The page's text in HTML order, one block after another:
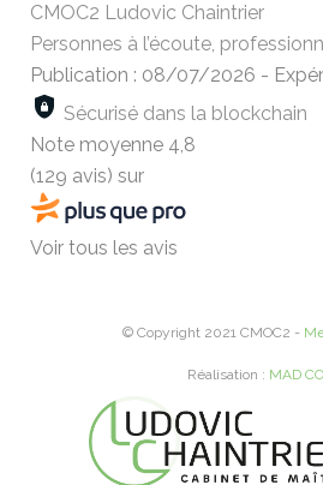
CMOC2 Ludovic Chaintrier
Personnes à l’écoute,
Publication : 08/07/2026 -
Sécurisé dans la blockchain
Note moyenne 4,8
(129 avis) sur
Voir tous les avis
© Copyright 2021 CMOC2 -
Réalisation : MAD